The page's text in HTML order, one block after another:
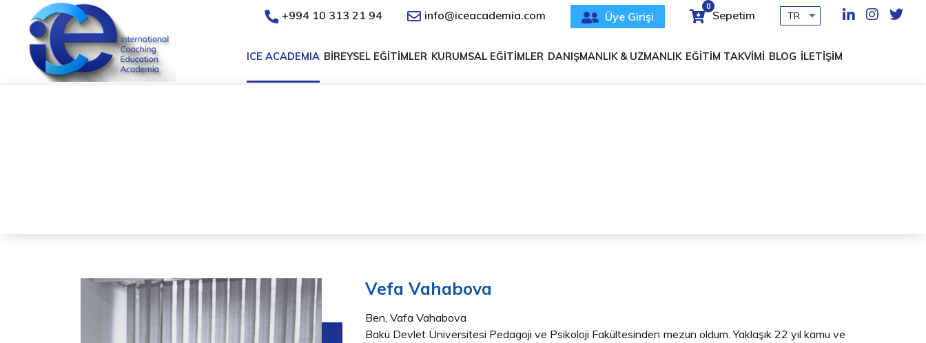
+994 10 313 21 94 info@iceacademia.com Üye Girişi
0
Sepetim
ICE ACADEMIA BİREYSEL EĞİTİMLER KURUMSAL EĞİTİMLER DANIŞMANLIK & UZMANLIK EĞİTİM TAKVİMİ BLOG İLETİŞİM
Vefa Vahabova
Ben, Vafa Vahabova
Bakü Devlet Üniversitesi Pedagoji ve Psikoloji Fakültesinden mezun oldum. Yaklaşık 22 yıl kamu ve